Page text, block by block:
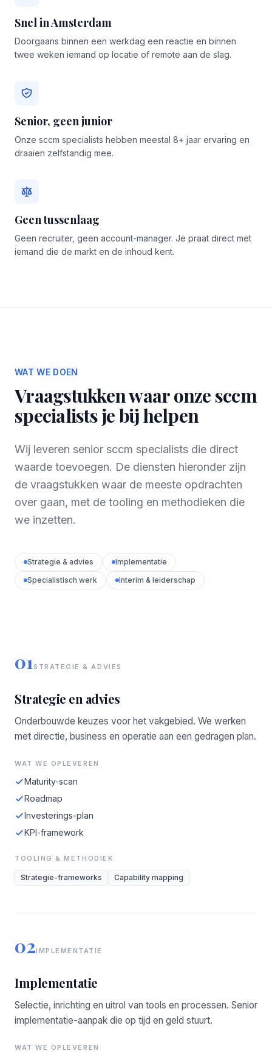
Snel in Amsterdam
Doorgaans binnen een werkdag een reactie en binnen
twee weken iemand op locatie of remote aan de slag.
Senior, geen junior
Onze sccm specialists hebben meestal 8+ jaar ervaring en
draaien zelfstandig mee.
Geen tussenlaag
Geen recruiter, geen account-manager. Je praat direct met
iemand die de markt en de inhoud kent.
WAT WE DOEN
Vraagstukken waar onze sccm
specialists je bij helpen
Wij leveren senior sccm specialists die direct
waarde toevoegen. De diensten hieronder zijn
de vraagstukken waar de meeste opdrachten
over gaan, met de tooling en methodieken die
we inzetten.
Strategie & advies
Implementatie
Specialistisch werk
Interim & leiderschap
01STRATEGIE & ADVIES
Strategie en advies
Onderbouwde keuzes voor het vakgebied. We werken
met directie, business en operatie aan een gedragen plan.
WAT WE OPLEVEREN
Maturity-scan
Roadmap
Investerings-plan
KPI-framework
TOOLING & METHODIEK
Strategie-frameworks Capability mapping
02IMPLEMENTATIE
Implementatie
Selectie, inrichting en uitrol van tools en processen. Senior
implementatie-aanpak die op tijd en geld stuurt.
WAT WE OPLEVEREN